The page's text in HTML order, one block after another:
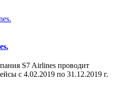
S7 Airlines проводит
с 4.02.2019 по 31.12.2019 г.